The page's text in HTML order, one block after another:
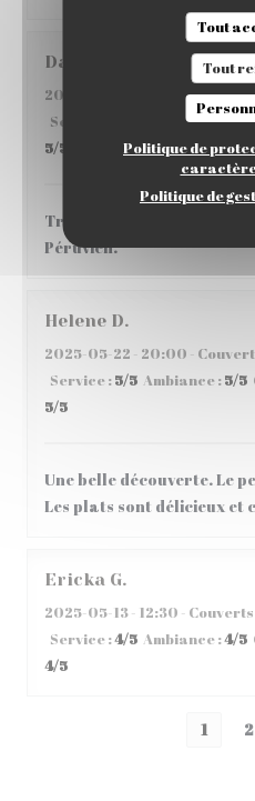
Tout
Tout
Politique de
Politique de
David
2025-06-05
- 12:45 -
Service
Ambiance:5/5
5/5
Très bon accueil et de
Péruvien.
Helene D
2025-05-22 - 20:00 -
Service :5/5 Ambiance :5/5
5/5
Une belle découverte. Le
Les plats sont délicieux et
Ericka G
2025-05-13- 12:30 -
Service :4/5 Ambiance :4/5
4/5
1 2